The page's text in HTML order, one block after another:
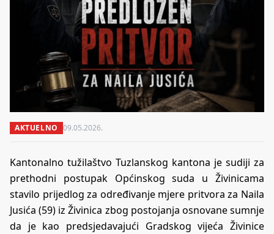
AKTUELNO 09.05.2026.
Kantonalno tužilaštvo Tuzlanskog kantona je sudiji za
prethodni postupak Općinskog suda u Živinicama
stavilo prijedlog za određivanje mjere pritvora za Naila
Jusića (59) iz Živinica zbog postojanja osnovane sumnje
da je kao predsjedavajući Gradskog vijeća Živinice